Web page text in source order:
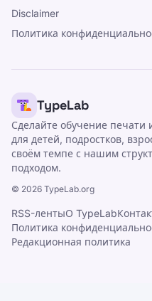
Disclaimer
Политика
TypeLab
Сделайте обучение
для детей, подростков,
своём темпе с нашим
подходом.
© 2026 TypeLab.org
RSS-лентыО TypeLab
Политика
Редакционная политика